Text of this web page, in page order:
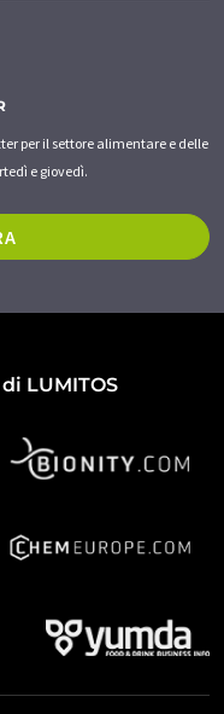
per il settore alimentare e delle
e giovedì.
LUMITOS